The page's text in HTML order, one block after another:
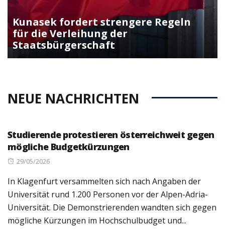
Kunasek fordert strengere Regeln
für die Verleihung der
Staatsbürgerschaft
NEUE NACHRICHTEN
Studierende protestieren österreichweit gegen
mögliche Budgetkürzungen
Posted
29/05/2026
In Klagenfurt versammelten sich nach Angaben der
Universität rund 1.200 Personen vor der Alpen-Adria-
Universität. Die Demonstrierenden wandten sich gegen
mögliche Kürzungen im Hochschulbudget und...